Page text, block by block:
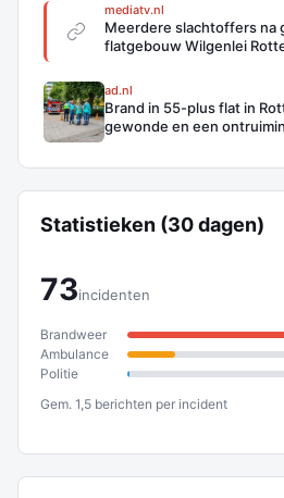
mediatv.nl
Meerdere slachtoffers na
flatgebouw Wilgenlei
ad.nl
Brand in 55-plus flat in
gewonde en een
Statistieken (30 dagen)
73incidenten
Brandweer
Ambulance
Politie
Gem. 1,5 berichten per incident